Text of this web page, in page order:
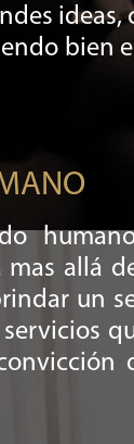
bien
mas allá
un